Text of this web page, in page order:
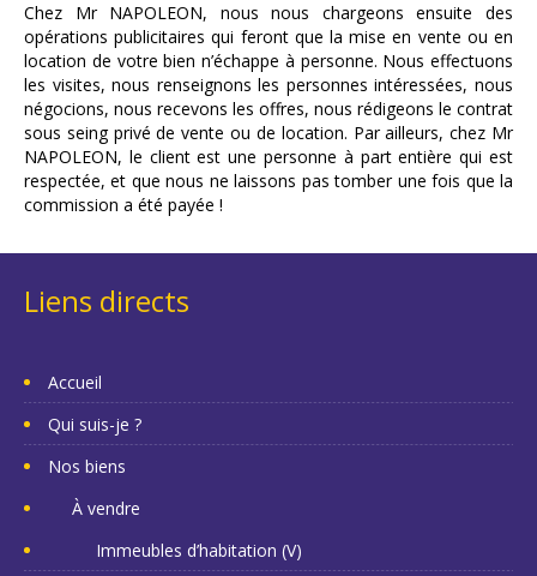
Chez Mr NAPOLEON, nous nous chargeons ensuite des
opérations publicitaires qui feront que la mise en vente ou en
location de votre bien n’échappe à personne. Nous effectuons
les visites, nous renseignons les personnes intéressées, nous
négocions, nous recevons les offres, nous rédigeons le contrat
sous seing privé de vente ou de location. Par ailleurs, chez Mr
NAPOLEON, le client est une personne à part entière qui est
respectée, et que nous ne laissons pas tomber une fois que la
commission a été payée !
Liens directs
Accueil
Qui suis-je ?
Nos biens
À vendre
Immeubles d’habitation (V)